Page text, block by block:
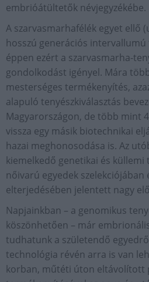
embrióátültetők névjegyzékébe.
A szarvasmarhafélék egyet ellő
hosszú generációs intervallumú
éppen ezért a szarvasmarha-
gondolkodást igényel. Mára
mesterséges termékenyítés,
alapuló tenyészkiválasztás
Magyarországon, de több mint
vissza egy másik biotechnikai
hazai meghonosodása is. Az
kiemelkedő genetikai és
nőivarú egyedek szelekciójában
elterjedésében jelentett nagy
Napjainkban – a genomikus
köszönhetően – már
tudhatunk a születendő
technológia révén arra is van
korban, műtéti úton eltávolított